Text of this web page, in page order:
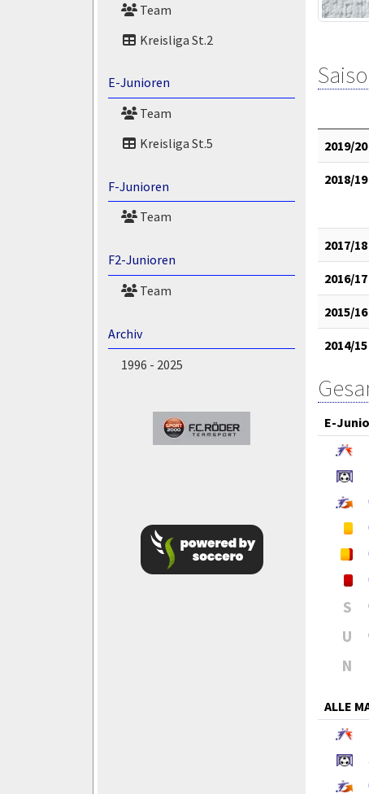
Team
Kreisliga St.2
E-Junioren
Team
Kreisliga St.5
F-Junioren
Team
F2-Junioren
Team
Archiv
1996 - 2025
2019/20
2018/19
2017/18
2016/17
2015/16
2014/15
E-
S
U
N
ALLE